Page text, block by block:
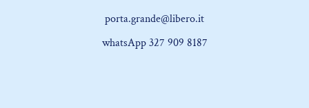
porta.grande@libero.it
whatsApp 327 909 8187